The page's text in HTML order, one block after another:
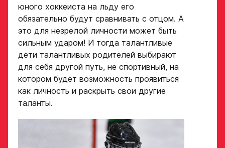
юного хоккеиста на льду его
обязательно будут сравнивать с отцом. А
это для незрелой личности может быть
сильным ударом! И тогда талантливые
дети талантливых родителей выбирают
для себя другой путь, не спортивный, на
котором будет возможность проявиться
как личность и раскрыть свои другие
таланты.